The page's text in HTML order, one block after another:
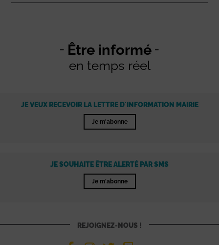
Être informé
en temps réel
JE VEUX RECEVOIR LA LETTRE D'INFORMATION MAIRIE
Je m'abonne
JE SOUHAITE ÊTRE ALERTÉ PAR SMS
Je m'abonne
REJOIGNEZ-NOUS !